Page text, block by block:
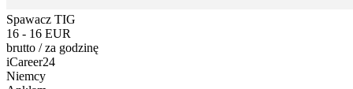
Spawacz TIG
16 - 16 EUR
brutto /za godzinę
iCareer24
Niemcy